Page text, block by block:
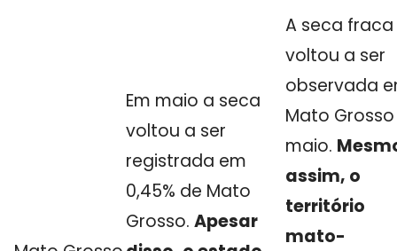
Em maio a seca
voltou a ser
registrada em
0,45% de Mato
Grosso. Apesar
A seca fraca
voltou a ser
observada
Mato
maio.
assim, o
território
mato-